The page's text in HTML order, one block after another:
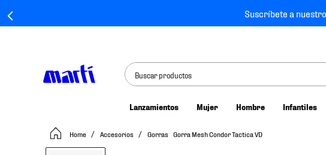
Suscríbete a
Buscar productos
Lanzamientos Mujer Hombre Infantiles
Accesorios Gorras Gorra Mesh Condor Tactica VD
tenis mujer